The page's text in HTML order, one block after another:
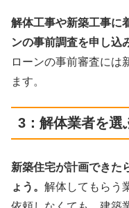
解体工事や新築工事に
ンの事前調査を申し込
ローンの事前審査には
ます。
3：解体業者を選
新築住宅が計画できた
ょう。 解体してもらう